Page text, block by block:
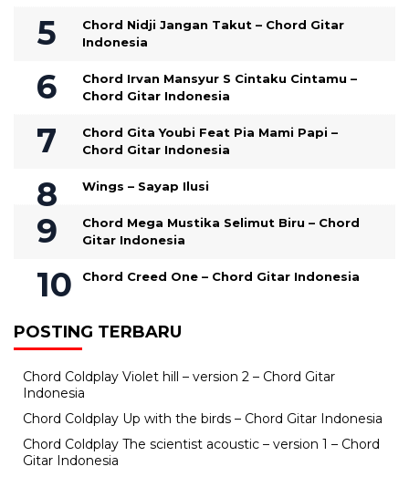
Chord Nidji Jangan Takut – Chord Gitar
Indonesia
Chord Irvan Mansyur S Cintaku Cintamu –
Chord Gitar Indonesia
Chord Gita Youbi Feat Pia Mami Papi –
Chord Gitar Indonesia
Wings – Sayap Ilusi
Chord Mega Mustika Selimut Biru – Chord
Gitar Indonesia
Chord Creed One – Chord Gitar Indonesia
POSTING TERBARU
Chord Coldplay Violet hill – version 2 – Chord Gitar
Indonesia
Chord Coldplay Up with the birds – Chord Gitar Indonesia
Chord Coldplay The scientist acoustic – version 1 – Chord
Gitar Indonesia